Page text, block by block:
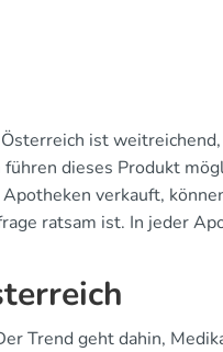
ist
dieses Produkt
verkauft,
ratsam ist. In jeder
Trend geht dahin,